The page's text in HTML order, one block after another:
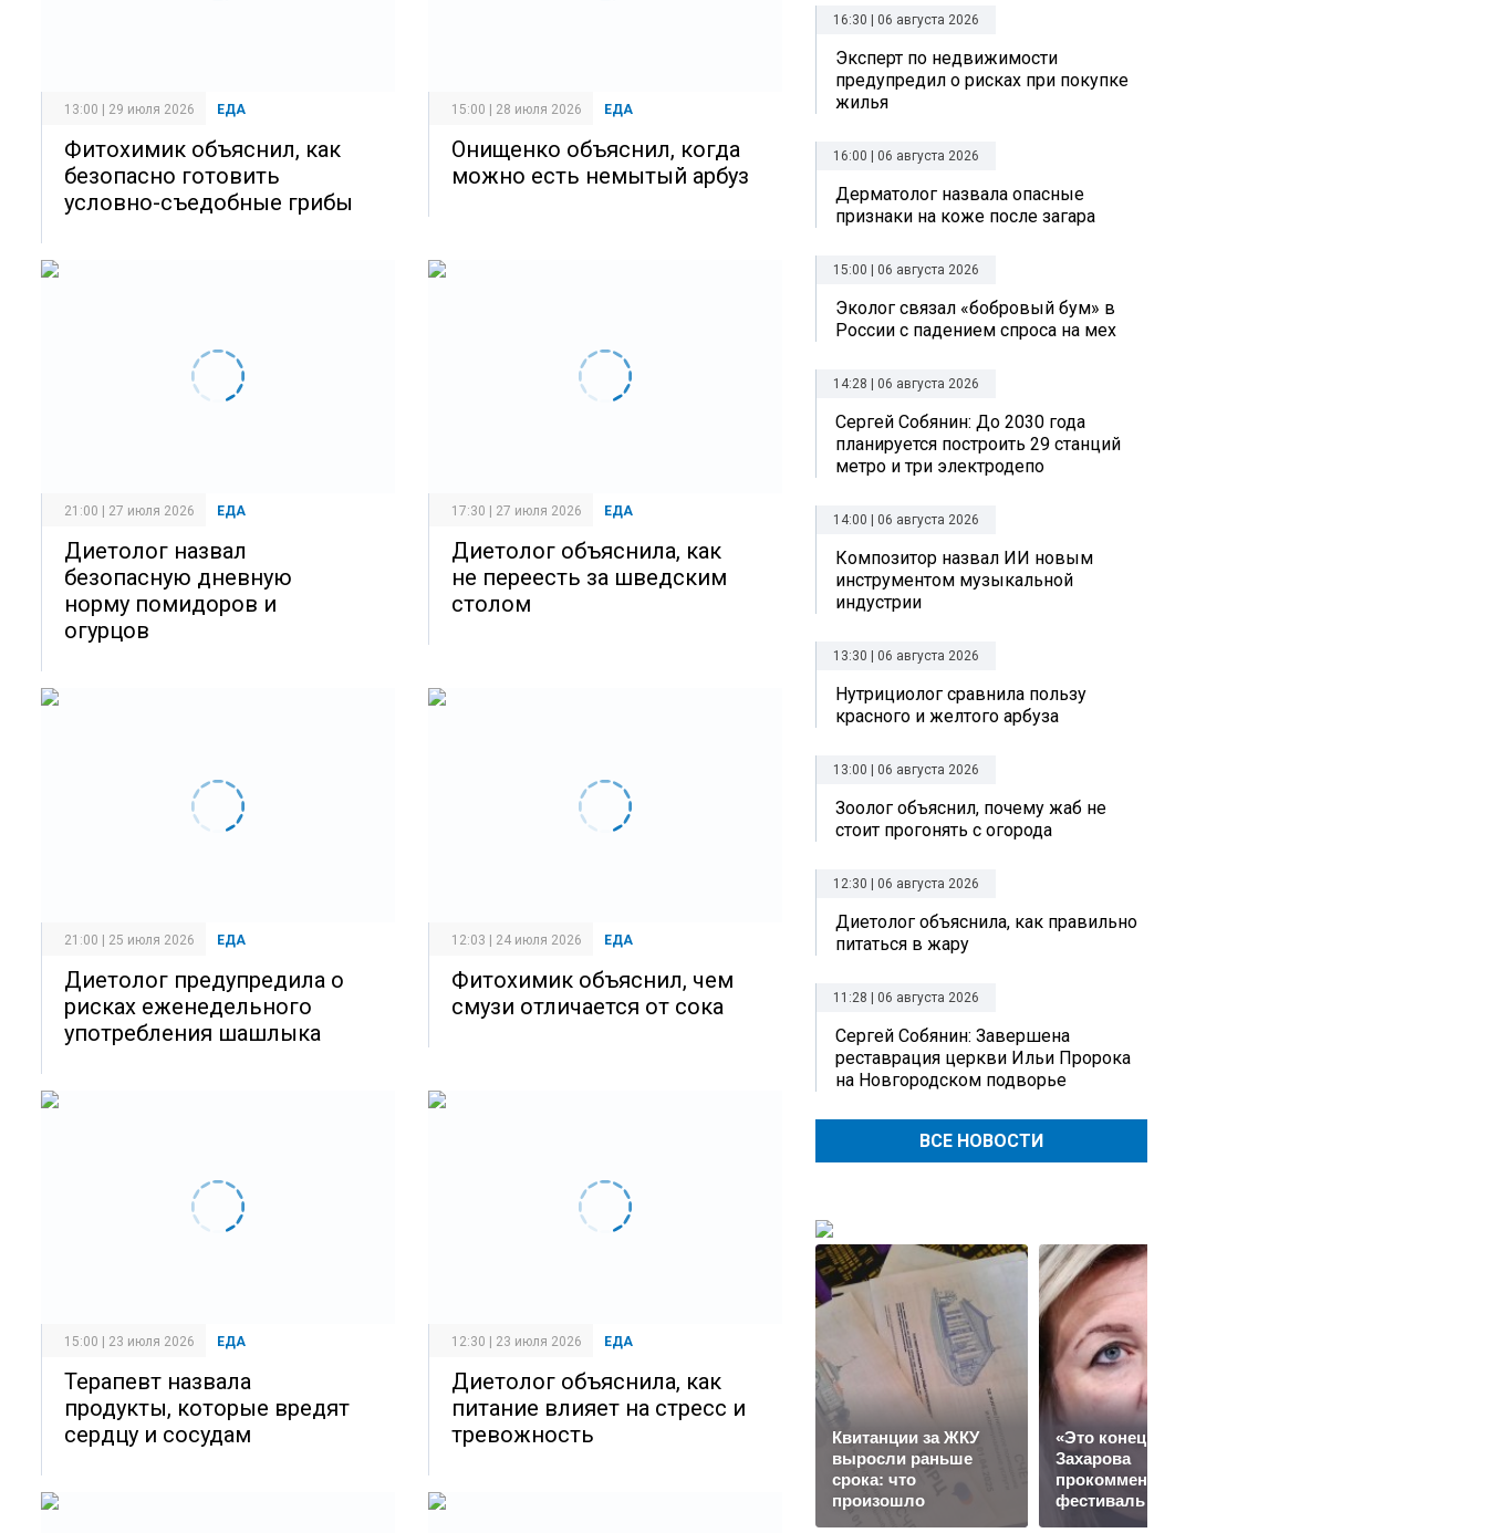
13:00 | 29 июля 2026 ЕДА
Фитохимик объяснил, как
безопасно готовить
условно-съедобные грибы
15:00 | 28 июля 2026 ЕДА
Онищенко объяснил, когда
можно есть немытый арбуз
21:00 | 27 июля 2026 ЕДА
Диетолог назвал
безопасную дневную
норму помидоров и
огурцов
17:30 | 27 июля 2026 ЕДА
Диетолог объяснила, как
не переесть за шведским
столом
21:00 | 25 июля 2026 ЕДА
Диетолог предупредила о
рисках еженедельного
употребления шашлыка
12:03 | 24 июля 2026 ЕДА
Фитохимик объяснил, чем
смузи отличается от сока
15:00 | 23 июля 2026 ЕДА
Терапевт назвала
продукты, которые вредят
сердцу и сосудам
12:30 | 23 июля 2026 ЕДА
Диетолог объяснила, как
питание влияет на стресс и
тревожность
16:30 | 06 августа 2026
Эксперт по недвижимости
предупредил о рисках при покупке
жилья
16:00 | 06 августа 2026
Дерматолог назвала опасные
признаки на коже после загара
15:00 | 06 августа 2026
Эколог связал «бобровый бум» в
России с падением спроса на мех
14:28 | 06 августа 2026
Сергей Собянин: До 2030 года
планируется построить 29 станций
метро и три электродепо
14:00 | 06 августа 2026
Композитор назвал ИИ новым
инструментом музыкальной
индустрии
13:30 | 06 августа 2026
Нутрициолог сравнила пользу
красного и желтого арбуза
13:00 | 06 августа 2026
Зоолог объяснил, почему жаб не
стоит прогонять с огорода
12:30 | 06 августа 2026
Диетолог объяснила, как правильно
питаться в жару
11:28 | 06 августа 2026
Сергей Собянин: Завершена
реставрация церкви Ильи Пророка
на Новгородском подворье
ВСЕ НОВОСТИ
Квитанции за ЖКУ
выросли раньше
срока: что
произошло
«Это конец всего»:
Захарова
прокомментировала
фестиваль в Юрмале